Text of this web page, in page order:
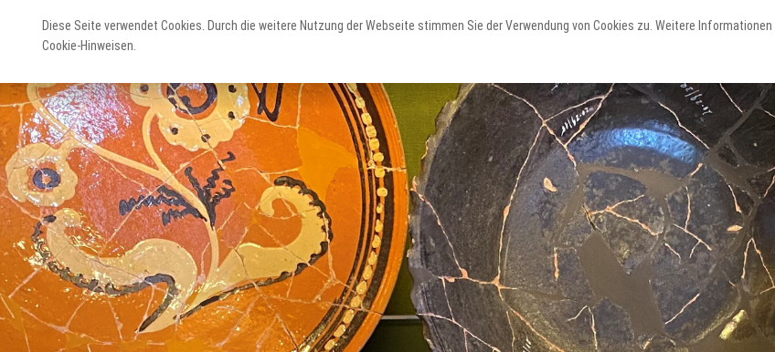
Staunen
Diese Seite verwendet Cookies. Durch die weitere Nutzung der Webseite stimmen Sie der Verwendung von Cookies zu. Weitere
Cookie-Hinweisen.